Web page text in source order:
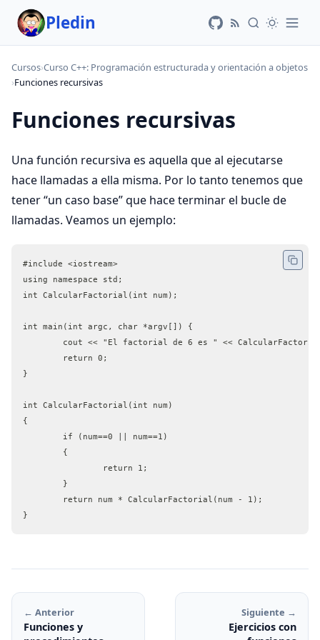
Pledin
Cursos›Curso C++: Programación estructurada y orientación a objetos
›Funciones recursivas
Funciones recursivas
Una función recursiva es aquella que al ejecutarse
hace llamadas a ella misma. Por lo tanto tenemos que
tener “un caso base” que hace terminar el bucle de
llamadas. Veamos un ejemplo:
#include <iostream>
using namespace std;
int CalcularFactorial(int num);
int main(int argc, char *argv[]) {
cout << "El factorial de 6 es " <<
	return 0;
}
int CalcularFactorial(int num)
{
	if (num==0 || num==1)
	{
		return 1;
	}
	return num * CalcularFactorial(num - 1);
}
← Anterior
Funciones y
Siguiente →
Ejercicios con